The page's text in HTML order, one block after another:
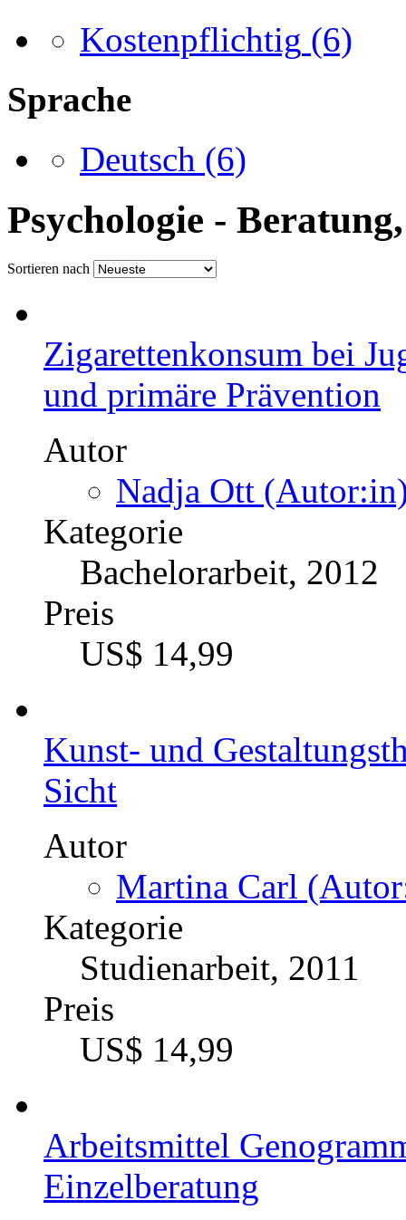
Kostenpflichtig (6)
Sprache
Deutsch (6)
Psychologie -
Sortieren nach
Zigarettenkonsum bei
und primäre Prävention
Autor
Nadja Ott
Kategorie
Bachelorarbeit, 2012
Preis
US$ 14,99
Kunst- und
Sicht
Autor
Martina Carl
Kategorie
Studienarbeit, 2011
Preis
US$ 14,99
Arbeitsmittel
Einzelberatung